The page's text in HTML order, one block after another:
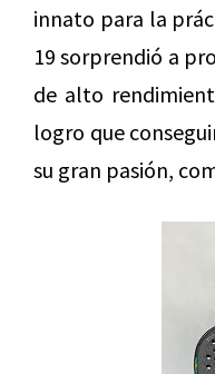
innato para la
19 sorprendió a
de alto
logro que
su gran pasión,